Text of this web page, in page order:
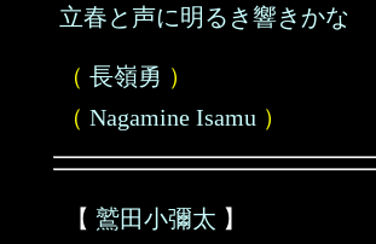
立春と声に明るき響きかな
（ 長嶺勇 ）
（ Nagamine Isamu ）
【 鷲田小彌太 】